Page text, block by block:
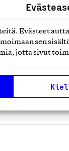
Evästeet
sen
jotta sivut
tai